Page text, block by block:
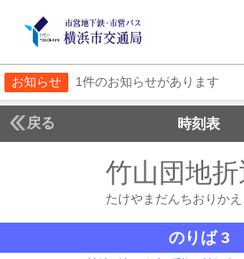
お知らせ 1件のお知らせがあります
戻る 時刻表
竹山団地
たけやまだんちおりかえ
のりば 3